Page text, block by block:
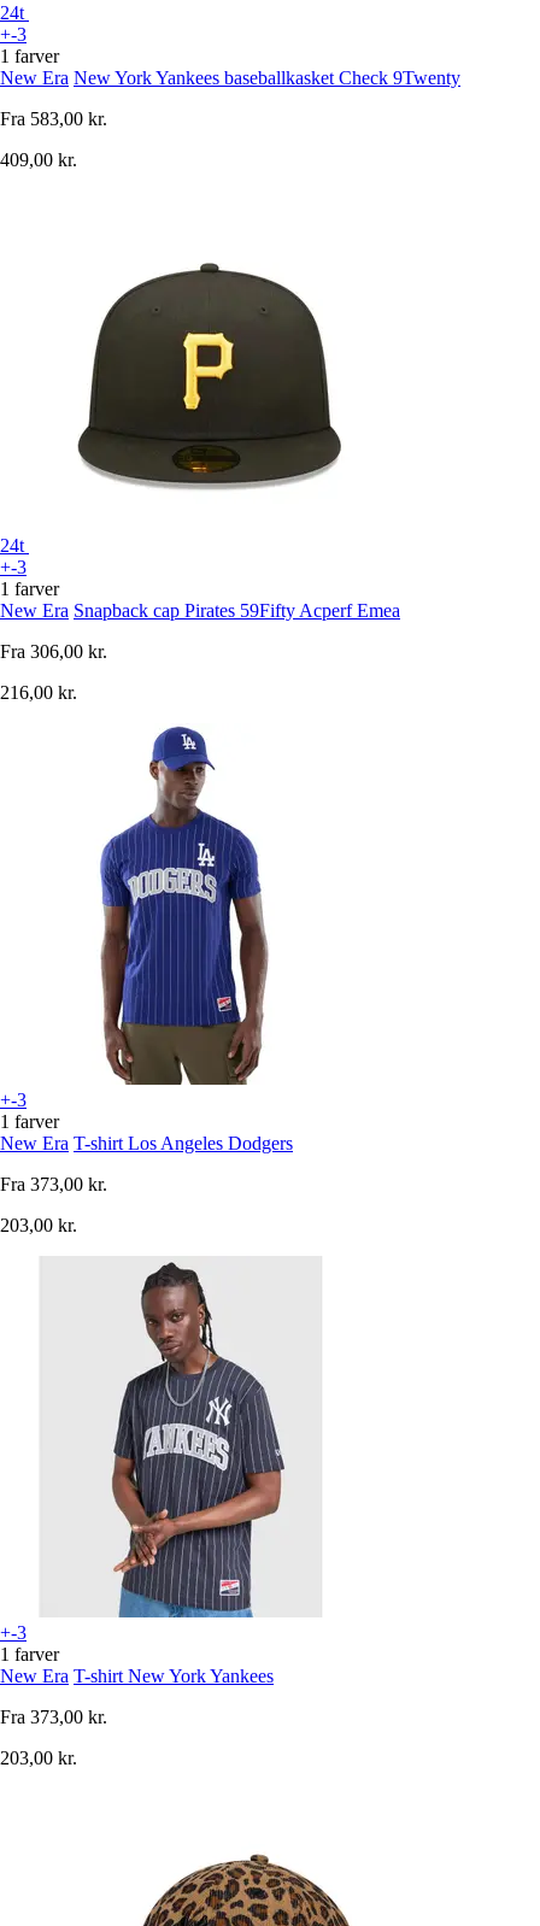
24t
+-3
1 farver
New Era New York Yankees baseballkasket Check 9Twenty
Fra 583,00 kr.
409,00 kr.
24t
+-3
1 farver
New Era Snapback cap Pirates 59Fifty Acperf Emea
Fra 306,00 kr.
216,00 kr.
+-3
1 farver
New Era T-shirt Los Angeles Dodgers
Fra 373,00 kr.
203,00 kr.
+-3
1 farver
New Era T-shirt New York Yankees
Fra 373,00 kr.
203,00 kr.